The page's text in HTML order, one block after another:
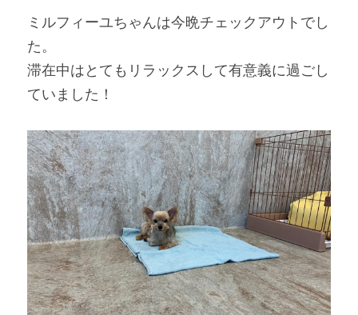
ミルフィーユちゃんは今晩チェックアウトでし
た。
滞在中はとてもリラックスして有意義に過ごし
ていました！